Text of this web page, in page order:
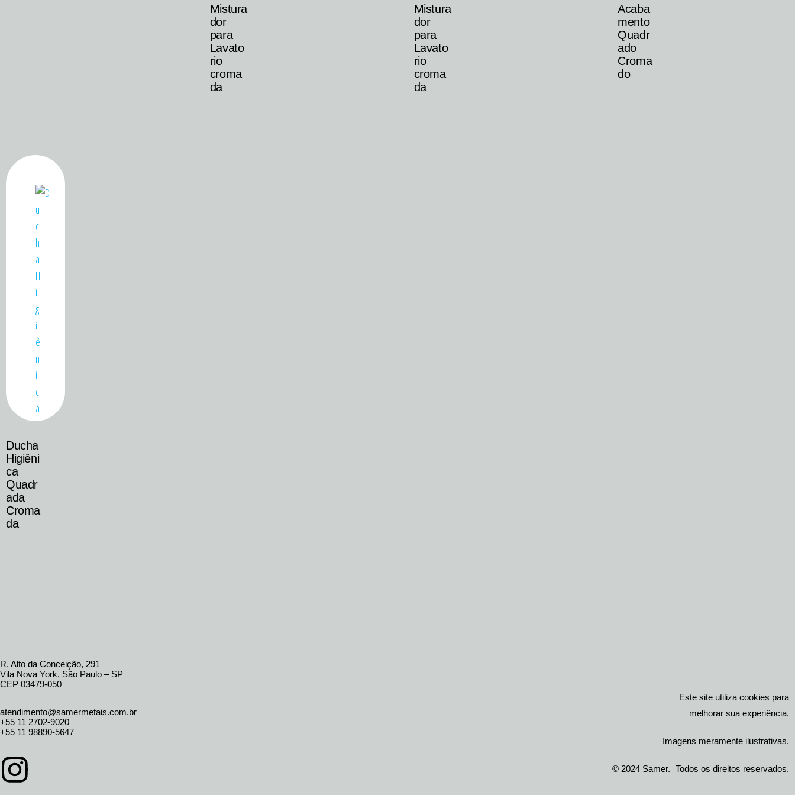
Mistura
dor
para
Lavato
rio
croma
da
Mistura
dor
para
Lavato
rio
croma
da
Acaba
mento
Quadr
ado
Croma
do
Ducha
Higiêni
ca
Quadr
ada
Croma
da
R. Alto da Conceição, 291
Vila Nova York, São Paulo – SP
CEP 03479-050
atendimento@samermetais.com.br
+55 11 2702-9020
+55 11 98890-5647
Este site utiliza cookies para
melhorar sua experiência.
Imagens meramente ilustrativas.
© 2024 Samer. Todos os direitos reservados.